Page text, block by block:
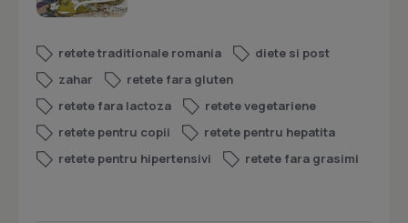
retete traditionale romania
diete si post
zahar
retete fara gluten
retete fara lactoza
retete vegetariene
retete pentru copii
retete pentru hepatita
retete pentru hipertensivi
retete fara grasimi